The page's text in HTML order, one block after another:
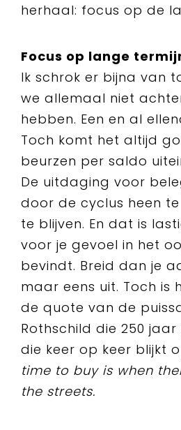
herhaal: focus op de
Focus op lange
Ik schrok er bijna van
we allemaal niet
hebben. Een en al
Toch komt het altijd
beurzen per saldo
De uitdaging voor
door de cyclus heen te
te blijven. En dat is
voor je gevoel in het
bevindt. Breid dan je
maar eens uit. Toch is
de quote van de
Rothschild die 250
die keer op keer blijkt
time to buy is when
the streets.